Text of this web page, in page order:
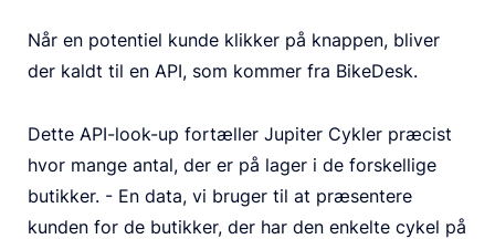
Når en potentiel kunde klikker på knappen, bliver
der kaldt til en API, som kommer fra BikeDesk.
Dette API-look-up fortæller Jupiter Cykler præcist
hvor mange antal, der er på lager i de forskellige
butikker. - En data, vi bruger til at præsentere
kunden for de butikker, der har den enkelte cykel på